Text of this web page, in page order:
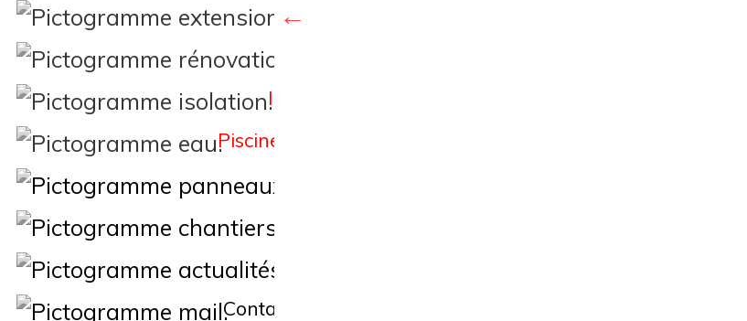
Extension
Isolation
Piscine
Contact